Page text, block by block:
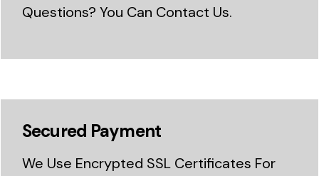
Questions? You Can Contact Us.
Secured Payment
We Use Encrypted SSL Certificates For